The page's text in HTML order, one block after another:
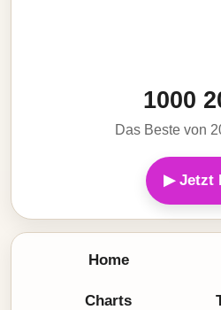
1000
Das Beste von
▶ Jetzt
Home
Charts